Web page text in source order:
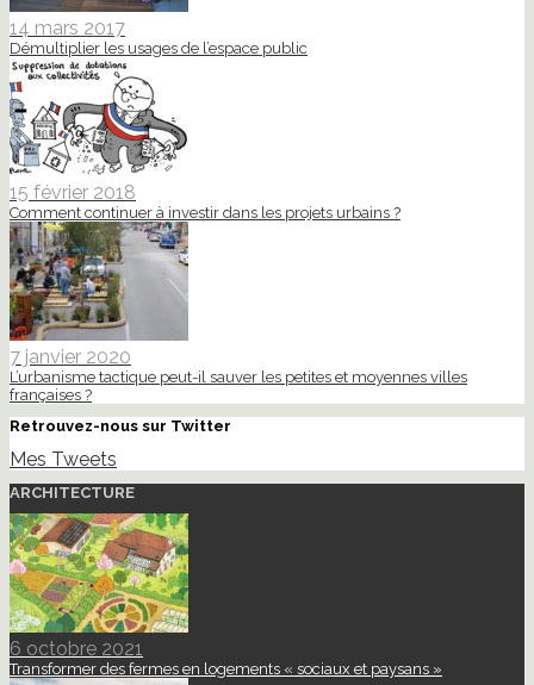
14 mars 2017
Démultiplier les usages de l’espace public
15 février 2018
Comment continuer à investir dans les projets urbains ?
7 janvier 2020
L’urbanisme tactique peut-il sauver les petites et moyennes villes
françaises ?
Retrouvez-nous sur Twitter
Mes Tweets
ARCHITECTURE
6 octobre 2021
Transformer des fermes en logements « sociaux et paysans »